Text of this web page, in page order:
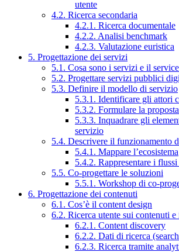
utente
4.2. Ricerca secondaria
4.2.1. Ricerca documentale
4.2.2. Analisi benchmark
4.2.3. Valutazione euristica
5. Progettazione dei servizi
5.1. Cosa sono i servizi e il
5.2. Progettare servizi pubblici
5.3. Definire il modello di servizio
5.3.1. Identificare gli attori
5.3.2. Formulare la
5.3.3. Inquadrare gli
servizio
5.4. Descrivere il funzionamento
5.4.1. Mappare l’ecosistema
5.4.2. Rappresentare i
5.5. Co-progettare le soluzioni
5.5.1. Workshop di co-
6. Progettazione dei contenuti
6.1. Cos’è il content design
6.2. Ricerca utente sui contenuti
6.2.1. Content discovery
6.2.2. Dati di ricerca
6.2.3. Ricerca tramite